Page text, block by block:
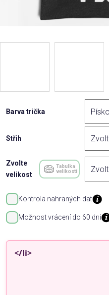
Barva trička
Střih
Zvolte
velikost
Tabulka
velikostí
Kontrola nahraných dat
Možnost vrácení do 60 dní